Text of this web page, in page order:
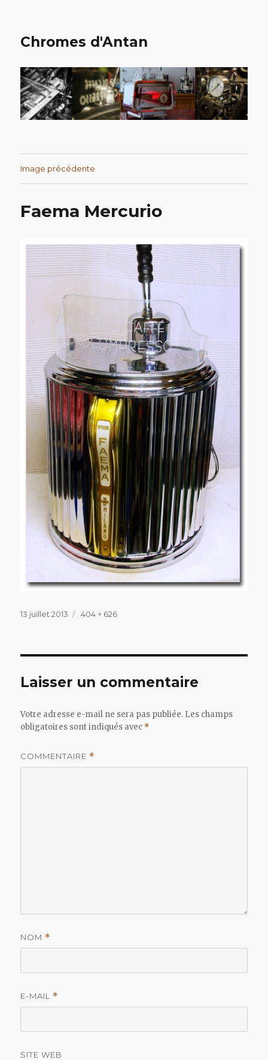
Chromes d'Antan
Image précédente
Faema Mercurio
Publié
13 juillet 2013
Taille
404 × 626
Laisser un commentaire
Votre adresse e-mail ne sera pas publiée. Les champs
obligatoires sont indiqués avec *
COMMENTAIRE *
NOM *
E-MAIL *
SITE WEB